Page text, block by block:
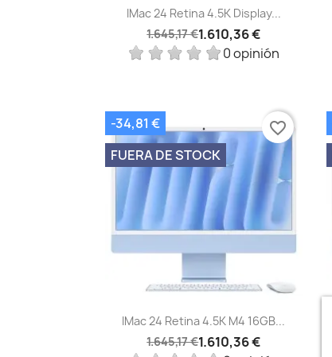
Vista rápida
IMac 24 Retina 4.5K Display...
1.645,17 €1.610,36 €
0 opinión
Vista rápida
IMac 24 Retina 4.5K M4 16GB...
1.645,17 €1.610,36 €
-34,81 €
FUERA DE STOCK
favorite_border